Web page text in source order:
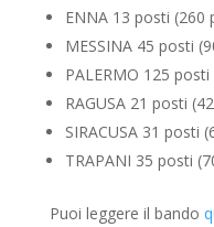
ENNA 13 posti (260
MESSINA 45 posti
PALERMO 125
RAGUSA 21 posti
SIRACUSA 31 posti
TRAPANI 35 posti
Puoi leggere il bando